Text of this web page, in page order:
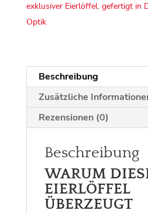
exklusiver Eierlöffel, gefertigt in
Optik
Beschreibung
Zusätzliche
Rezensionen (0)
Beschreibung
WARUM
EIERLÖFFEL
ÜBERZEUGT